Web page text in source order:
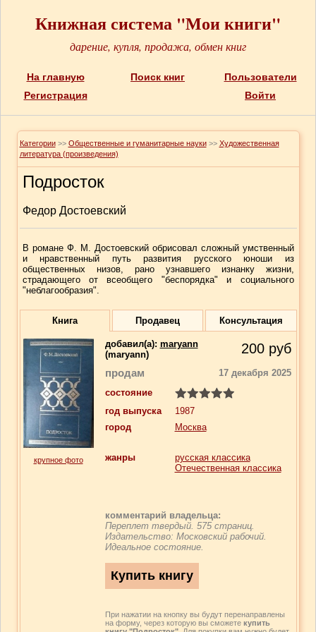
Книжная система "Мои книги"
дарение, купля, продажа, обмен книг
На главную Поиск книг
Пользователи
Регистрация
Войти
Категории >> Общественные и гуманитарные науки >> Художественная
литература (произведения)
Подросток
Федор Достоевский
В романе Ф. М. Достоевский обрисовал сложный умственный
и нравственный путь развития русского юноши из
общественных низов, рано узнавшего изнанку жизни,
страдающего от всеобщего "беспорядка" и социального
"неблагообразия".
Книга Продавец Консультация
крупное фото
добавил(a): maryann
(maryann)
200 руб
продам
17 декабря 2025
состояние
год выпуска
1987
город
Москва
жанры
русская классика
Отечественная классика
комментарий владельца:
Переплет твердый. 575 страниц.
Издательство: Московский рабочий.
Идеальное состояние.
При нажатии на кнопку вы будут перенаправлены
на форму, через которую вы сможете купить